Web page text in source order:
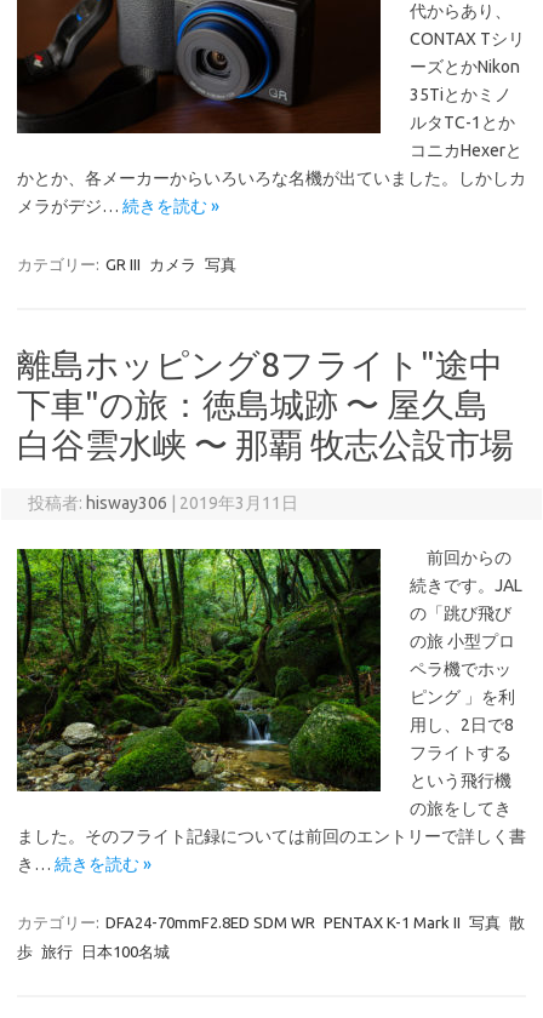
代からあり、
CONTAX Tシリ
ーズとかNikon
35Tiとかミノ
ルタTC-1とか
コニカHexerと
かとか、各メーカーからいろいろな名機が出ていました。しかしカ
メラがデジ… 続きを読む »
カテゴリー: GR III カメラ 写真
離島ホッピング8フライト"途中
下車"の旅：徳島城跡 〜 屋久島
白谷雲水峡 〜 那覇 牧志公設市場
投稿者: hisway306 2019年3月11日
前回からの
続きです。JAL
の「跳び飛び
の旅 小型プロ
ペラ機でホッ
ピング 」を利
用し、2日で8
フライトする
という飛行機
の旅をしてき
ました。そのフライト記録については前回のエントリーで詳しく書
き… 続きを読む »
カテゴリー: DFA24-70mmF2.8ED SDM WR PENTAX K-1 Mark II 写真 散
歩 旅行 日本100名城